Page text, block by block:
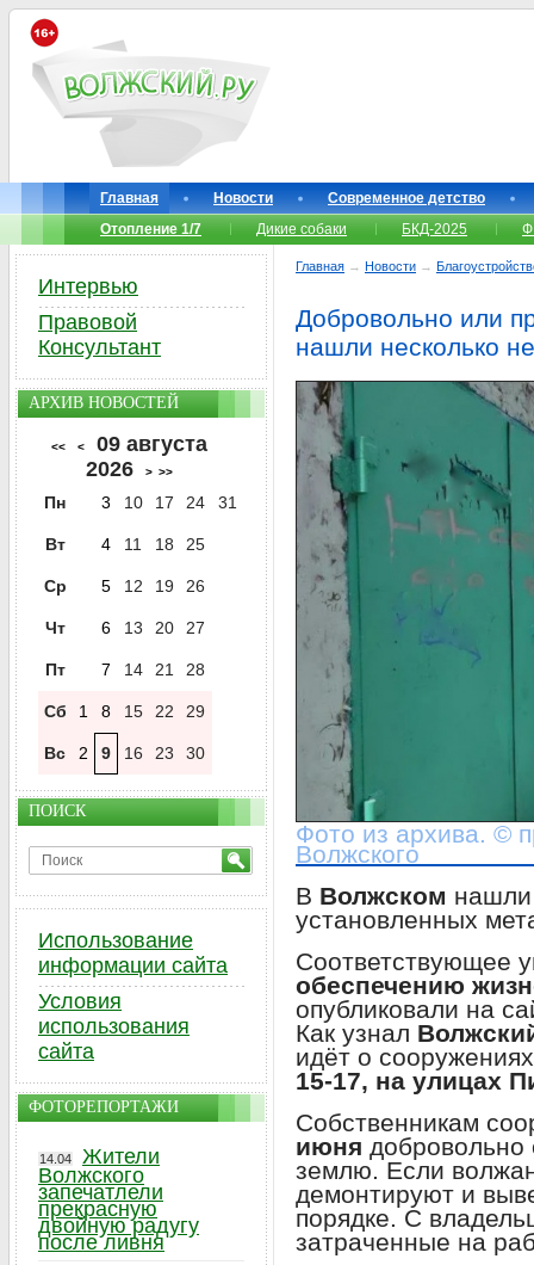
Главная Новости
Современное детство
Отопление 1/7
Дикие собаки БКД-2025
Главная → Новости →
Добровольно или
нашли несколько
Фото из архива. ©
Волжского
В Волжском нашли
установленных
Соответствующее
обеспечению
опубликовали на
Как узнал
идёт о
15-17, на улицах
Собственникам
июня добровольно
землю. Если
демонтируют и
порядке. С
затраченные на
Интервью
Правовой
Консультант
АРХИВ НОВОСТЕЙ
<< <
09 августа
2026
> >>
Пн 3 10 17 24 31
Вт 4 11 18 25
Ср 5 12 19 26
Чт 6 13 20 27
Пт 7 14 21 28
Сб 1 8 15 22 29
Вс 2 9 16 23 30
ПОИСК
Использование
информации сайта
Условия
использования
сайта
ФОТОРЕПОРТАЖИ
14.04
Жители
Волжского
запечатлели
прекрасную
двойную радугу
после ливня